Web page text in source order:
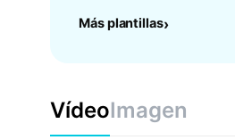
Más plantillas›
VídeoImagen